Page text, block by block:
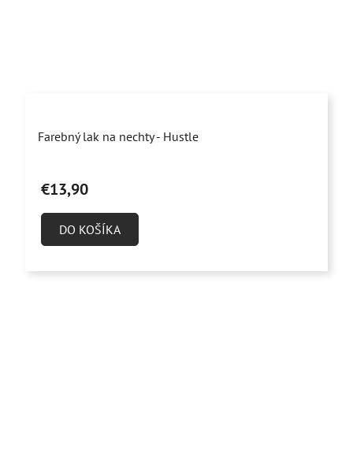
Farebný lak na nechty - Hustle
€13,90
DO KOŠÍKA